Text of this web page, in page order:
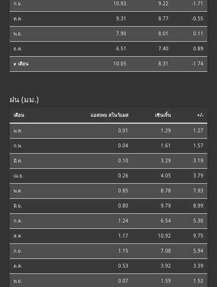
ก.ย. 10.93 9.22 -1.71
ต.ค. 9.31 8.77 -0.55
พ.ย. 7.90 8.01 0.11
ธ.ค. 6.51 7.40 0.89
⌀ เดือน 10.05 8.31 -1.74
ฝน (มม.)
เดือน แอสเพน สโนว์แมส เซินเจิ้น +/-
ม.ค. 0.01 1.29 1.27
ก.พ. 0.04 1.61 1.57
มี.ค. 0.10 3.29 3.19
เม.ย. 0.26 4.05 3.79
พ.ค. 0.85 8.78 7.93
มิ.ย. 0.80 9.79 8.99
ก.ค. 1.24 6.54 5.30
ส.ค. 1.17 10.92 9.75
ก.ย. 1.15 7.08 5.94
ต.ค. 0.53 3.92 3.39
พ.ย. 0.07 1.59 1.52